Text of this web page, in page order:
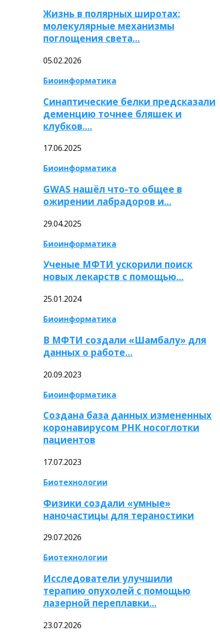
Жизнь в полярных широтах:
молекулярные механизмы
поглощения света…
05.02.2026
Биоинформатика
Синаптические белки предсказали
деменцию точнее бляшек и
клубков….
17.06.2025
Биоинформатика
GWAS нашёл что-то общее в
ожирении лабрадоров и…
29.04.2025
Биоинформатика
Ученые МФТИ ускорили поиск
новых лекарств с помощью…
25.01.2024
Биоинформатика
В МФТИ создали «Шамбалу» для
данных о работе…
20.09.2023
Биоинформатика
Создана база данных измененных
коронавирусом РНК носоглотки
пациентов
17.07.2023
Биотехнологии
Физики создали «умные»
наночастицы для тераностики
29.07.2026
Биотехнологии
Исследователи улучшили
терапию опухолей с помощью
лазерной переплавки…
23.07.2026